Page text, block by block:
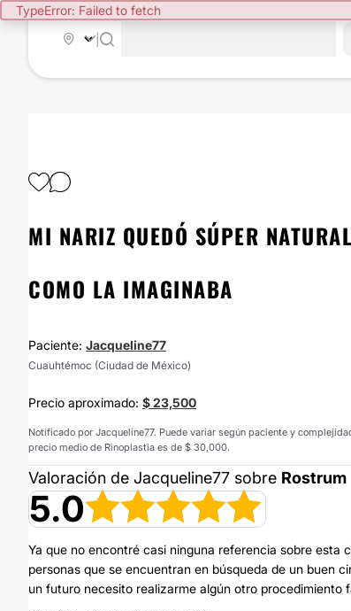
TypeError: Failed to fetch
MI NARIZ QUEDÓ SÚPER
COMO LA IMAGINABA
Paciente: Jacqueline77
Cuauhtémoc (Ciudad de México)
Precio aproximado: $ 23,500
Notificado por Jacqueline77. Puede variar según paciente y
precio medio de Rinoplastia es de $ 30,000.
Valoración de Jacqueline77 sobre Rostrum
5.0
Ya que no encontré casi ninguna referencia sobre esta
personas que se encuentran en búsqueda de un buen
un futuro necesito realizarme algún otro procedimiento